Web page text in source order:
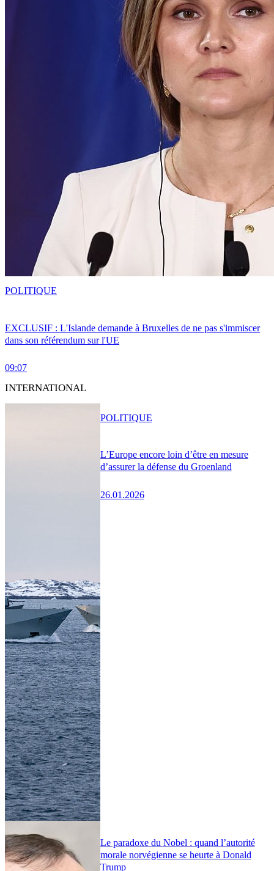
EXCLUSIF : L'Islande demande à Bruxelles de ne pas s'immiscer
dans son référendum sur l'UE
09:07
POLITIQUE
INTERNATIONAL
L’Europe encore loin d’être en mesure
d’assurer la défense du Groenland
26.01.2026
POLITIQUE
Le paradoxe du Nobel : quand l’autorité
morale norvégienne se heurte à Donald
Trump